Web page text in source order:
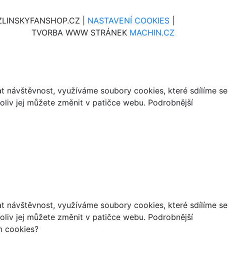
| NASTAVENÍ COOKIES
TVORBA WWW STRÁNEK MACHIN.CZ
návštěvnost, využíváme soubory cookies, které sdílíme se
jej můžete změnit v patičce webu. Podrobnější
návštěvnost, využíváme soubory cookies, které sdílíme se
jej můžete změnit v patičce webu. Podrobnější
cookies?